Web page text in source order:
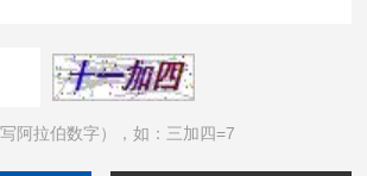
阿拉伯数字），如：三加四=7